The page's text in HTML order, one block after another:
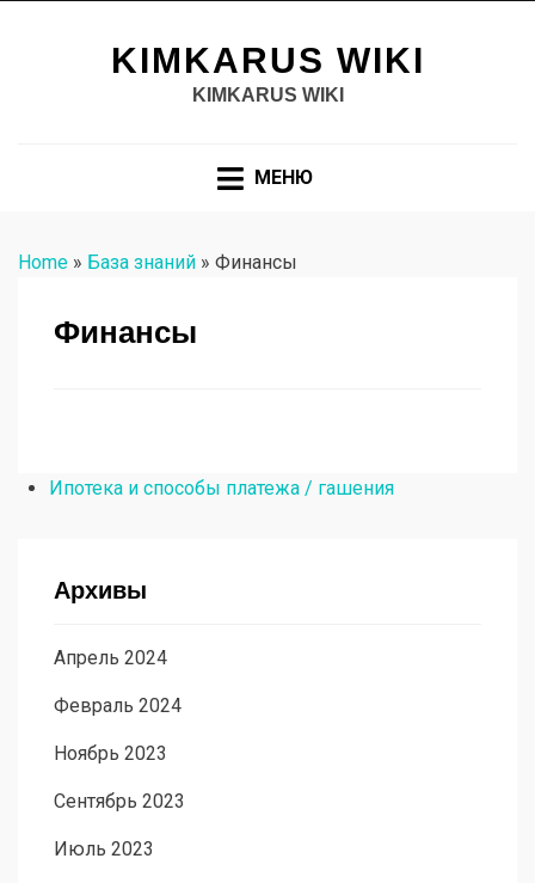
KIMKARUS WIKI
KIMKARUS WIKI
МЕНЮ
Home » База знаний » Финансы
Финансы
Ипотека и способы платежа / гашения
Архивы
Апрель 2024
Февраль 2024
Ноябрь 2023
Сентябрь 2023
Июль 2023